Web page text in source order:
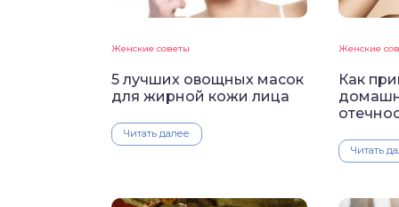
Женские советы
5 лучших овощных масок
для жирной кожи лица
Читать далее
Женские
Как
Читать